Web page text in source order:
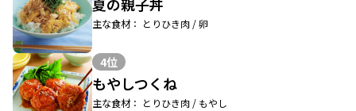
夏の親子丼
主な食材： とりひき肉 / 卵
4位
もやしつくね
主な食材： とりひき肉 / もやし